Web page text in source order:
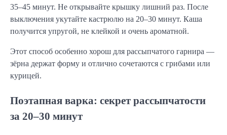
35–45 минут. Не открывайте крышку лишний раз. После
выключения укутайте кастрюлю на 20–30 минут. Каша
получится упругой, не клейкой и очень ароматной.
Этот способ особенно хорош для рассыпчатого гарнира —
зёрна держат форму и отлично сочетаются с грибами или
курицей.
Поэтапная варка: секрет рассыпчатости
за 20–30 минут